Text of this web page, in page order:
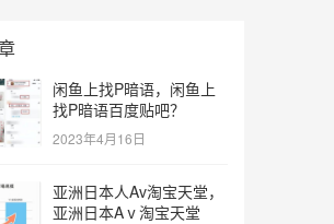
闲鱼上找P暗语，闲鱼上
找P暗语百度贴吧？
2023年4月16日
亚洲日本人Av淘宝天堂，
亚洲日本Aⅴ淘宝天堂